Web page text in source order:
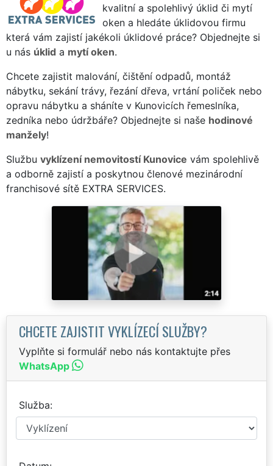
kvalitní a spolehlivý úklid či mytí
oken a hledáte úklidovou firmu
která vám zajistí jakékoli úklidové práce? Objednejte si
u nás úklid a mytí oken.
Chcete zajistit malování, čištění odpadů, montáž
nábytku, sekání trávy, řezání dřeva, vrtání poliček nebo
opravu nábytku a sháníte v Kunovicích řemeslníka,
zedníka nebo údržbáře? Objednejte si naše hodinové
manžely!
Službu vyklízení nemovitostí Kunovice vám spolehlivě
a odborně zajistí a poskytnou členové mezinárodní
franchisové sítě EXTRA SERVICES.
CHCETE ZAJISTIT VYKLÍZECÍ SLUŽBY?
Vyplňte si formulář nebo nás kontaktujte přes
WhatsApp
Služba